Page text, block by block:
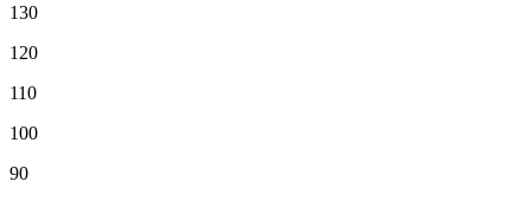
130
120
110
100
90